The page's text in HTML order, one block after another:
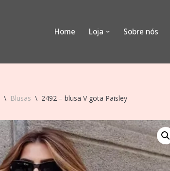
Home Loja Sobre nós
\ Blusas \ 2492 – blusa V gota Paisley